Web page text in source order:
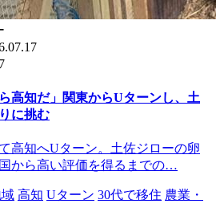
高知だ」関東からUターンし、土
に挑む
高知へUターン。土佐ジローの卵
から高い評価を得るまでの…
高知 Uターン 30代で移住 農業・